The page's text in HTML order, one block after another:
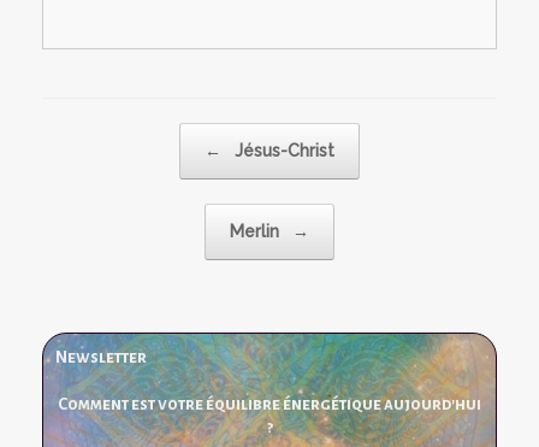
← Jésus-Christ
Merlin →
Newsletter
Comment est votre équilibre énergétique aujourd'hui
?